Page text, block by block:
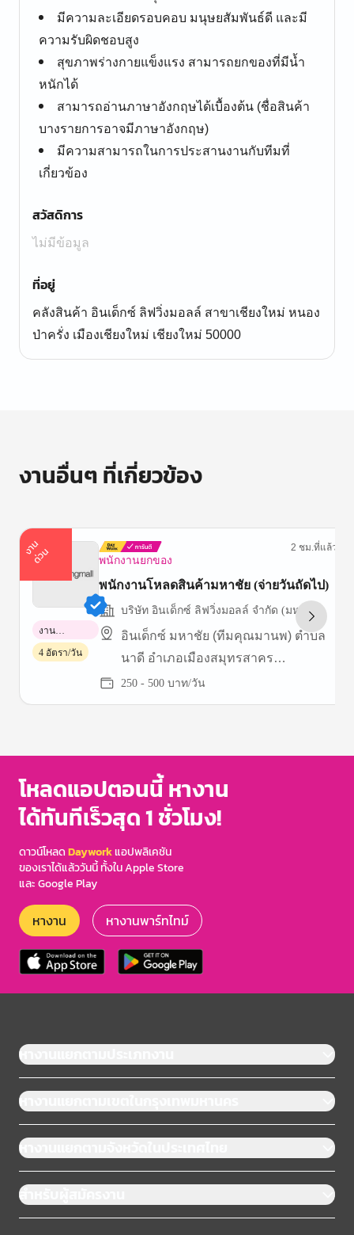
มีความละเอียดรอบคอบ มนุษยสัมพันธ์ดี และมี
ความรับผิดชอบสูง
สุขภาพร่างกายแข็งแรง สามารถยกของที่มีน้ำ
หนักได้
สามารถอ่านภาษาอังกฤษได้เบื้องต้น (ชื่อสินค้า
บางรายการอาจมีภาษาอังกฤษ)
มีความสามารถในการประสานงานกับทีมที่
เกี่ยวข้อง
สวัสดิการ
ไม่มีข้อมูล
ที่อยู่
คลังสินค้า อินเด็กซ์ ลิฟวิ่งมอลล์ สาขาเชียงใหม่ หนอง
ป่าครั่ง เมืองเชียงใหม่ เชียงใหม่ 50000
งานอื่นๆ ที่เกี่ยวข้อง
ง
า
น
ด่
ว
น พนักงานยกของ
2 ชม.ที่แล้ว
พนักงานโหลดสินค้ามหาชัย (จ่ายวันถัดไป)
บริษัท อินเด็กซ์ ลิฟวิ่งมอลล์ จำกัด (มหาชน)
อินเด็กซ์ มหาชัย (ทีมคุณมานพ) ตำบล
นาดี อำเภอเมืองสมุทรสาคร
สมุทรสาคร
250 - 500 บาท/วัน
งาน
พาร์ทไทม์
4 อัตรา/วัน
of
โหลดแอปตอนนี้ หางาน
ได้ทันทีเร็วสุด 1 ชั่วโมง!
ดาวน์โหลดDayworkแอปพลิเคชัน
ของเราได้แล้ววันนี้ ทั้งใน Apple Store
และ Google Play
หางาน หางานพาร์ทไทม์
หางานแยกตามประเภทงาน
หางานแยกตามเขตในกรุงเทพมหานคร
หางานแยกตามจังหวัดในประเทศไทย
สำหรับผู้สมัครงาน